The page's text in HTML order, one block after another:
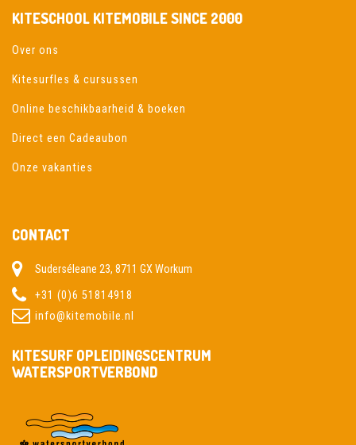
KITESCHOOL KITEMOBILE SINCE 2000
Over ons
Kitesurfles & cursussen
Online beschikbaarheid & boeken
Direct een Cadeaubon
Onze vakanties
CONTACT
Suderséleane 23, 8711 GX Workum
+31 (0)6 51814918
info@kitemobile.nl
KITESURF OPLEIDINGSCENTRUM
WATERSPORTVERBOND